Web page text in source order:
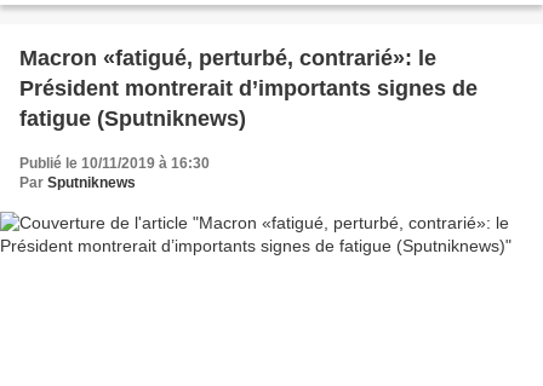
Macron «fatigué, perturbé, contrarié»: le
Président montrerait d’importants signes de
fatigue (Sputniknews)
Publié le 10/11/2019 à 16:30
Par Sputniknews